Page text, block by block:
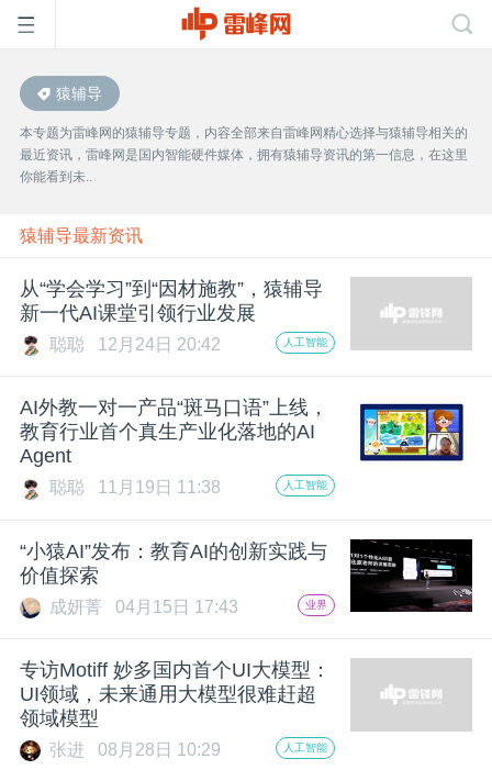
首
页
雷
峰
公
开
课
动
中
猿辅导
本专题为雷峰网的猿辅导专题，内容全部来自雷峰网精心选择与猿辅导相关的
最近资讯，雷峰网是国内智能硬件媒体，拥有猿辅导资讯的第一信息，在这里
你能看到未..
猿辅导最新资讯
从“学会学习”到“因材施教”，猿辅导
新一代AI课堂引领行业发展
聪聪 12月24日 20:42 人工智能
AI外教一对一产品“斑马口语”上线，
教育行业首个真生产业化落地的AI
Agent
聪聪 11月19日 11:38 人工智能
“小猿AI”发布：教育AI的创新实践与
价值探索
成妍菁 04月15日 17:43 业界
专访Motiff 妙多国内首个UI大模型：
UI领域，未来通用大模型很难赶超
领域模型
张进 08月28日 10:29 人工智能